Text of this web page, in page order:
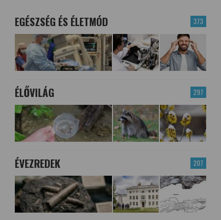
373
EGÉSZSÉG ÉS ÉLETMÓD
297
ÉLŐVILÁG
207
ÉVEZREDEK